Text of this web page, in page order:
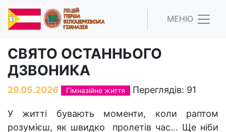
МЕНЮ
СВЯТО ОСТАННЬОГО
ДЗВОНИКА
29.05.2026 Гімназійне життя Переглядів: 91
У житті бувають моменти, коли раптом
розумієш, як швидко пролетів час... Ще ніби